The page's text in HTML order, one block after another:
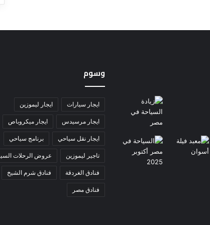
وسوم
ايجار سيارات ايجار ليموزين
ايجار مرسيدس ايجار ميكروباص
ايجار نقل سياحي برنامج سياحي
تاجير ليموزين عروض الرحلات
فنادق الغردقة فنادق شرم الشيخ
فنادق مصر